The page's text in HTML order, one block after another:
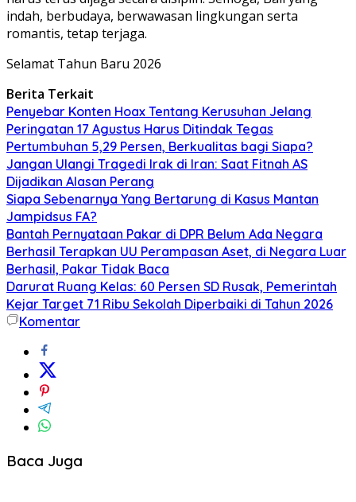
indah, berbudaya, berwawasan lingkungan serta
romantis, tetap terjaga.
Selamat Tahun Baru 2026
Berita Terkait
Penyebar Konten Hoax Tentang Kerusuhan Jelang
Peringatan 17 Agustus Harus Ditindak Tegas
Pertumbuhan 5,29 Persen, Berkualitas bagi Siapa?
Jangan Ulangi Tragedi Irak di Iran: Saat Fitnah AS
Dijadikan Alasan Perang
Siapa Sebenarnya Yang Bertarung di Kasus Mantan
Jampidsus FA?
Bantah Pernyataan Pakar di DPR Belum Ada Negara
Berhasil Terapkan UU Perampasan Aset, di Negara Luar
Berhasil, Pakar Tidak Baca
Darurat Ruang Kelas: 60 Persen SD Rusak, Pemerintah
Kejar Target 71 Ribu Sekolah Diperbaiki di Tahun 2026
Komentar
Baca Juga